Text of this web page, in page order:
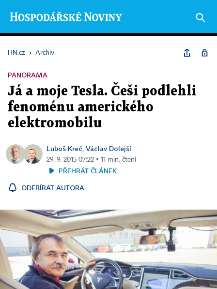
HN.cz › Archiv
PANORAMA
Já a moje Tesla. Češi podlehli
fenoménu amerického
elektromobilu
Luboš Kreč, Václav Dolejší
29. 9. 2015 07:22 ▪ 11 min. čtení
PŘEHRÁT ČLÁNEK
ODEBÍRAT AUTORA